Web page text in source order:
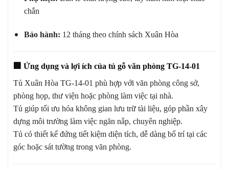
chắn
Bảo hành: 12 tháng theo chính sách Xuân Hòa
🏢 Ứng dụng và lợi ích của tủ gỗ văn phòng TG-14-01
Tủ Xuân Hòa TG-14-01 phù hợp với văn phòng công sở,
phòng họp, thư viện hoặc phòng làm việc tại nhà.
Tủ giúp tối ưu hóa không gian lưu trữ tài liệu, góp phần xây
dựng môi trường làm việc ngăn nắp, chuyên nghiệp.
Tủ có thiết kế đứng tiết kiệm diện tích, dễ dàng bố trí tại các
góc hoặc sát tường trong văn phòng.